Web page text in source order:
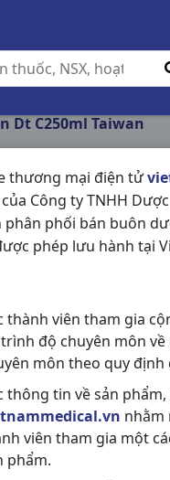
thương mại điện tử
Công ty TNHH
phân phối bán buôn
phép lưu hành tại
thành viên tham gia
độ chuyên môn
môn theo quy định
thông tin về sản
nhằm
viên tham gia một
phẩm.
Dt C250ml Taiwan
Chia